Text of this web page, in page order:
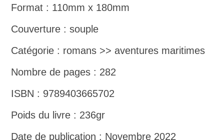
Format : 110mm x 180mm
Couverture : souple
Catégorie : romans >> aventures maritimes
Nombre de pages : 282
ISBN : 9789403665702
Poids du livre : 236gr
Date de publication : Novembre 2022